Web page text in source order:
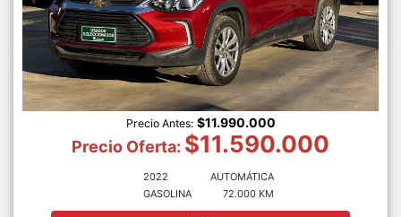
Precio Antes: $11.990.000
Precio Oferta: $11.590.000
2022
GASOLINA
AUTOMÁTICA
72.000 KM